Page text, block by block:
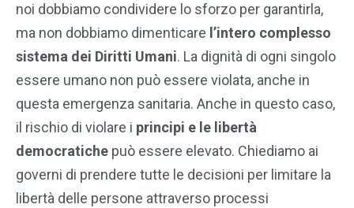
noi dobbiamo condividere lo sforzo per garantirla,
ma non dobbiamo dimenticare l’intero complesso
sistema dei Diritti Umani. La dignità di ogni singolo
essere umano non può essere violata, anche in
questa emergenza sanitaria. Anche in questo caso,
il rischio di violare i principi e le libertà
democratiche può essere elevato. Chiediamo ai
governi di prendere tutte le decisioni per limitare la
libertà delle persone attraverso processi